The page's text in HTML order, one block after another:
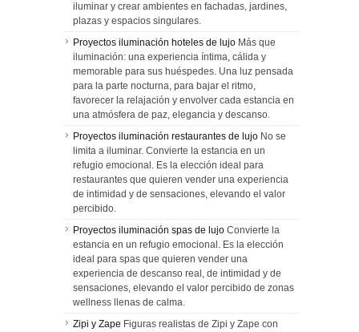
iluminar y crear ambientes en fachadas, jardines,
plazas y espacios singulares.
Proyectos iluminación hoteles de lujo Más que
iluminación: una experiencia íntima, cálida y
memorable para sus huéspedes. Una luz pensada
para la parte nocturna, para bajar el ritmo,
favorecer la relajación y envolver cada estancia en
una atmósfera de paz, elegancia y descanso.
Proyectos iluminación restaurantes de lujo No se
limita a iluminar. Convierte la estancia en un
refugio emocional. Es la elección ideal para
restaurantes que quieren vender una experiencia
de intimidad y de sensaciones, elevando el valor
percibido.
Proyectos iluminación spas de lujo Convierte la
estancia en un refugio emocional. Es la elección
ideal para spas que quieren vender una
experiencia de descanso real, de intimidad y de
sensaciones, elevando el valor percibido de zonas
wellness llenas de calma.
Zipi y Zape Figuras realistas de Zipi y Zape con